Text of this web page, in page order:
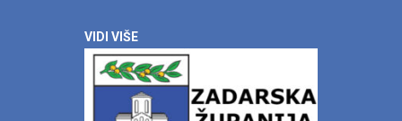
VIDI VIŠE